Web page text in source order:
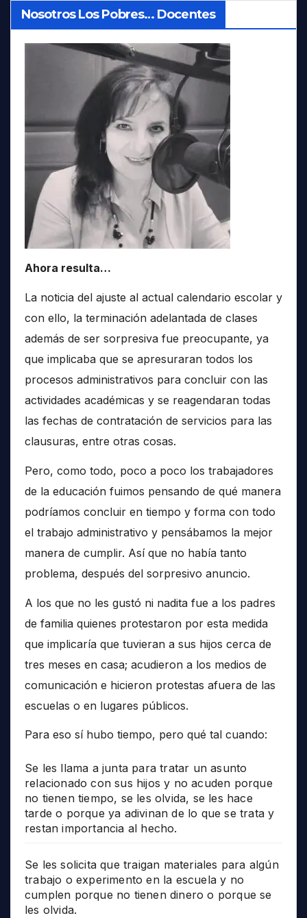
Nosotros Los Pobres… Docentes
Ahora resulta…
La noticia del ajuste al actual calendario escolar y
con ello, la terminación adelantada de clases
además de ser sorpresiva fue preocupante, ya
que implicaba que se apresuraran todos los
procesos administrativos para concluir con las
actividades académicas y se reagendaran todas
las fechas de contratación de servicios para las
clausuras, entre otras cosas.
Pero, como todo, poco a poco los trabajadores
de la educación fuimos pensando de qué manera
podríamos concluir en tiempo y forma con todo
el trabajo administrativo y pensábamos la mejor
manera de cumplir. Así que no había tanto
problema, después del sorpresivo anuncio.
A los que no les gustó ni nadita fue a los padres
de familia quienes protestaron por esta medida
que implicaría que tuvieran a sus hijos cerca de
tres meses en casa; acudieron a los medios de
comunicación e hicieron protestas afuera de las
escuelas o en lugares públicos.
Para eso sí hubo tiempo, pero qué tal cuando:
Se les llama a junta para tratar un asunto
relacionado con sus hijos y no acuden porque
no tienen tiempo, se les olvida, se les hace
tarde o porque ya adivinan de lo que se trata y
restan importancia al hecho.
Se les solicita que traigan materiales para algún
trabajo o experimento en la escuela y no
cumplen porque no tienen dinero o porque se
les olvida.